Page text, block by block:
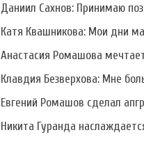
Даниил Сахнов: Принимаю
Катя Квашникова: Мои дни
Анастасия Ромашова
Клавдия Безверхова: Мне
Евгений Ромашов сделал
Никита Гуранда